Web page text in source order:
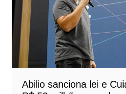
Abilio sanciona lei e